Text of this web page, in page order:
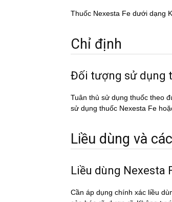
Thuốc Nexesta Fe dưới dạng
Chỉ định
Đối tượng sử dụng
Tuân thủ sử dụng thuốc theo
sử dụng thuốc Nexesta Fe
Liều dùng và
Liều dùng Nexesta
Cần áp dụng chính xác liều